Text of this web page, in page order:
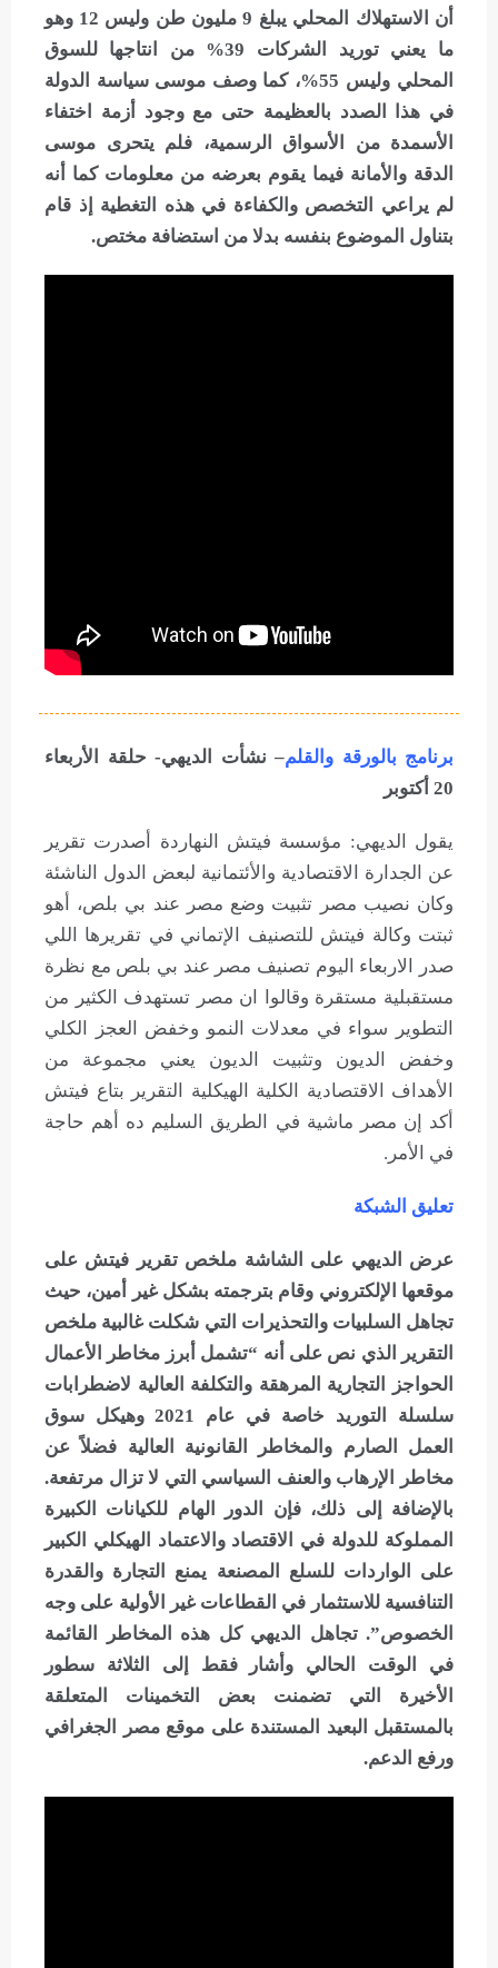
أن الاستهلاك المحلي يبلغ 9 مليون طن وليس 12 وهو
ما يعني توريد الشركات 39% من انتاجها للسوق
المحلي وليس 55%، كما وصف موسى سياسة الدولة
في هذا الصدد بالعظيمة حتى مع وجود أزمة اختفاء
الأسمدة من الأسواق الرسمية، فلم يتحرى موسى
الدقة والأمانة فيما يقوم بعرضه من معلومات كما أنه
لم يراعي التخصص والكفاءة في هذه التغطية إذ قام
بتناول الموضوع بنفسه بدلا من استضافة مختص.
برنامج بالورقة والقلم– نشأت الديهي- حلقة الأربعاء
20 أكتوبر
يقول الديهي: مؤسسة فيتش النهاردة أصدرت تقرير
عن الجدارة الاقتصادية والأئتمانية لبعض الدول الناشئة
وكان نصيب مصر تثبيت وضع مصر عند بي بلص، أهو
ثبتت وكالة فيتش للتصنيف الإتماني في تقريرها اللي
صدر الاربعاء اليوم تصنيف مصر عند بي بلص مع نظرة
مستقبلية مستقرة وقالوا ان مصر تستهدف الكثير من
التطوير سواء في معدلات النمو وخفض العجز الكلي
وخفض الديون وتثبيت الديون يعني مجموعة من
الأهداف الاقتصادية الكلية الهيكلية التقرير بتاع فيتش
أكد إن مصر ماشية في الطريق السليم ده أهم حاجة
في الأمر.
تعليق الشبكة
عرض الديهي على الشاشة ملخص تقرير فيتش على
موقعها الإلكتروني وقام بترجمته بشكل غير أمين، حيث
تجاهل السلبيات والتحذيرات التي شكلت غالبية ملخص
التقرير الذي نص على أنه “تشمل أبرز مخاطر الأعمال
الحواجز التجارية المرهقة والتكلفة العالية لاضطرابات
سلسلة التوريد خاصة في عام 2021 وهيكل سوق
العمل الصارم والمخاطر القانونية العالية فضلاً عن
مخاطر الإرهاب والعنف السياسي التي لا تزال مرتفعة.
بالإضافة إلى ذلك، فإن الدور الهام للكيانات الكبيرة
المملوكة للدولة في الاقتصاد والاعتماد الهيكلي الكبير
على الواردات للسلع المصنعة يمنع التجارة والقدرة
التنافسية للاستثمار في القطاعات غير الأولية على وجه
الخصوص”. تجاهل الديهي كل هذه المخاطر القائمة
في الوقت الحالي وأشار فقط إلى الثلاثة سطور
الأخيرة التي تضمنت بعض التخمينات المتعلقة
بالمستقبل البعيد المستندة على موقع مصر الجغرافي
ورفع الدعم.